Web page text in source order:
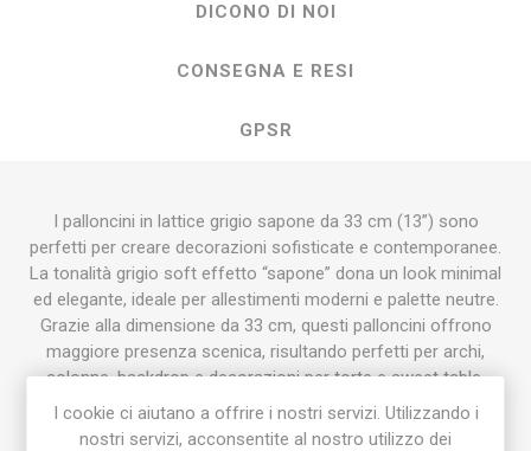
DICONO DI NOI
CONSEGNA E RESI
GPSR
I palloncini in lattice grigio sapone da 33 cm (13”) sono
perfetti per creare decorazioni sofisticate e contemporanee.
La tonalità grigio soft effetto “sapone” dona un look minimal
ed elegante, ideale per allestimenti moderni e palette neutre.
Grazie alla dimensione da 33 cm, questi palloncini offrono
maggiore presenza scenica, risultando perfetti per archi,
colonne, backdrop e decorazioni per torte e sweet table.
Possono essere gonfiati ad aria o elio, garantendo massima
versatilità per ogni tipo di evento.
I cookie ci aiutano a offrire i nostri servizi. Utilizzando i
nostri servizi, acconsentite al nostro utilizzo dei